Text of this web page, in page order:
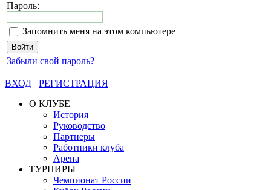
Пароль:
Запомнить меня на этом компьютере
Забыли свой пароль?
ВХОД
РЕГИСТРАЦИЯ
О КЛУБЕ
История
Руководство
Партнеры
Работники клуба
Арена
ТУРНИРЫ
Чемпионат России